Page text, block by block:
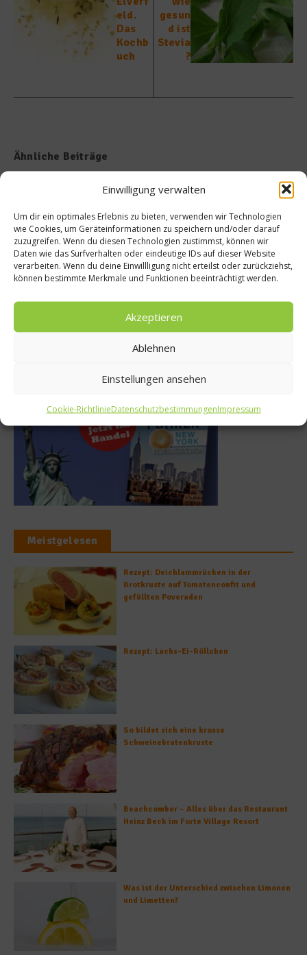
Einwilligung verwalten
Um dir ein optimales Erlebnis zu bieten, verwenden wir Technologien
wie Cookies, um Geräteinformationen zu speichern und/oder darauf
zuzugreifen. Wenn du diesen Technologien zustimmst, können wir
Daten wie das Surfverhalten oder eindeutige IDs auf dieser Website
verarbeiten. Wenn du deine Einwillligung nicht erteilst oder zurückziehst,
können bestimmte Merkmale und Funktionen beeinträchtigt werden.
Akzeptieren
Ablehnen
Einstellungen ansehen
Cookie-RichtlinieDatenschutzbestimmungenImpressum
eld.
Das
Kochb
uch
gesun
d ist
Stevia
?
Ähnliche Beiträge
MAUI eröffnet neue
Ludwigpalais
50 Best Discovery präsentiert
globales Update 2026
17. Juli 2026
Meistgelesen
Rezept: Deichlammrücken in der
Brotkruste auf Tomatenconfit und
gefüllten Poveraden
Rezept: Lachs-Ei-Röllchen
So bildet sich eine krosse
Schweinebratenkruste
Beachcomber – Alles über das Restaurant
Heinz Beck im Forte Village Resort
Was ist der Unterschied zwischen Limonen
und Limetten?